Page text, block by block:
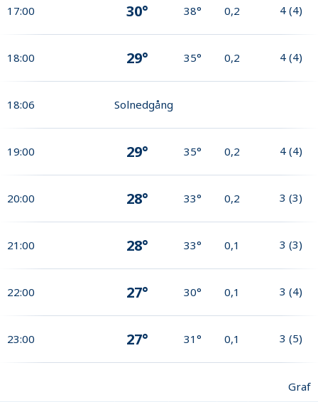
17:00 30° 38° 0,2 4 (4)
18:00 29° 35° 0,2 4 (4)
18:06 Solnedgång
19:00 29° 35° 0,2 4 (4)
20:00 28° 33° 0,2 3 (3)
21:00 28° 33° 0,1 3 (3)
22:00 27° 30° 0,1 3 (4)
23:00 27° 31° 0,1 3 (5)
Graf